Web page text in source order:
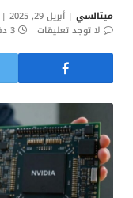
ميتالسي أبريل 29, 2025
لا توجد تعليقات
3 دقائق